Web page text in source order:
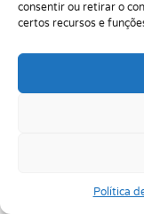
consentir ou retirar o
certos recursos e
Política
Psicoeducação:
impulsividade) e
Plano de ação
“passos
organização,
Regulação
Suporte ao